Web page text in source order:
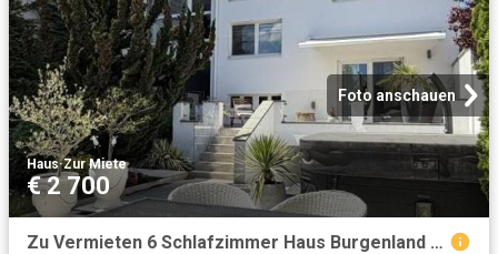
Foto anschauen
Haus·Zur Miete
€ 2 700
Zu Vermieten 6 Schlafzimmer Haus Burgenland Burgenland DS104537650